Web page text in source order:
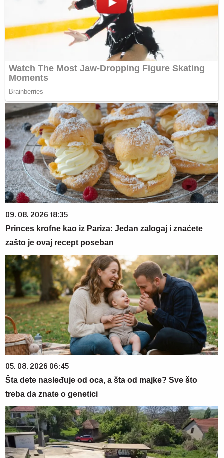
09. 08. 2026 18:35
Princes krofne kao iz Pariza: Jedan zalogaj i znaćete
zašto je ovaj recept poseban
05. 08. 2026 06:45
Šta dete nasleđuje od oca, a šta od majke? Sve što
treba da znate o genetici